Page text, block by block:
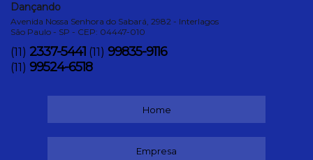
Dançando
Avenida Nossa Senhora do Sabará, 2982 - Interlagos
São Paulo - SP - CEP: 04447-010
(11) 2337-5441 (11) 99835-9116
(11) 99524-6518
Home
Empresa